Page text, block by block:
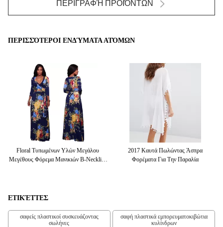
ΠΕΡΙΓΡΑΦΉ ΠΡΟΪΌΝΤΩΝ
ΠΕΡΙΣΣΌΤΕΡΟΙ ΕΝΔΎΜΑΤΑ ΑΤΌΜΩΝ
Floral Τυπωμένων Υλών Μεγάλου
Μεγέθους Φόρεμα Μανικιών Β-Neckline
2017 Καυτά Πωλώντας Άσπρα
Φορέματα Για Την Παραλία
ΕΤΙΚΈΤΤΕΣ
σαφείς πλαστικοί συσκευάζοντας
σωλήνες
σαφή πλαστικά εμπορευματοκιβώτια
κυλίνδρων